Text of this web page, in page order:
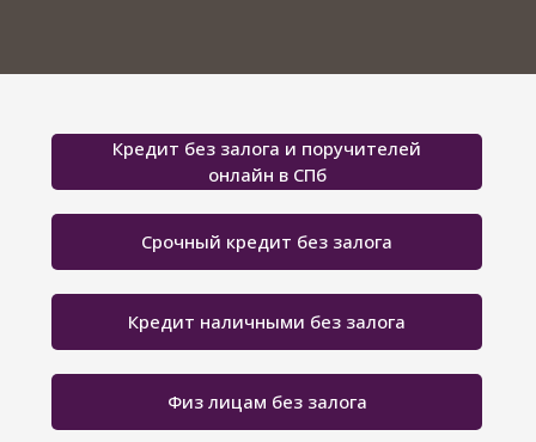
Срочный кредит без залога
Кредит без залога и поручителей
онлайн в СПб
Физ лицам без залога
Кредит наличными без залога